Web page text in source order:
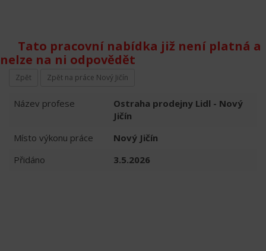
Tato pracovní nabídka již není platná a
nelze na ni odpovědět
Zpět Zpět na práce Nový Jičín
Název profese
Ostraha prodejny Lidl - Nový
Jičín
Místo výkonu práce
Nový Jičín
Přidáno
3.5.2026